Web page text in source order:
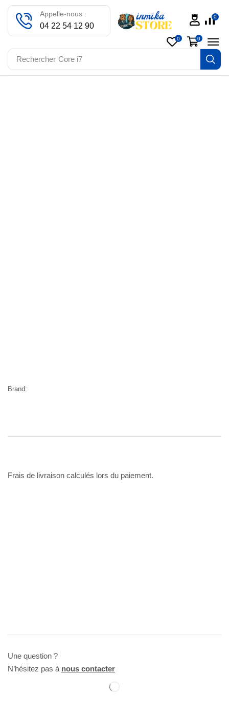
Rechercher Core i7
Appelle-nous :
04 22 54 12 90
0
0 0
Brand:
Frais de livraison calculés lors du paiement.
Une question ?
N’hésitez pas à nous contacter